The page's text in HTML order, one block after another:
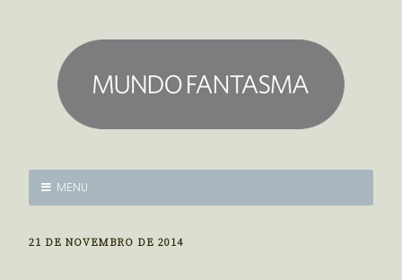
MENU
21 DE NOVEMBRO DE 2014